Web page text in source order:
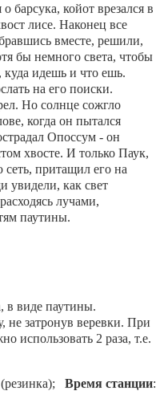
барсука, койот врезался в
лисе. Наконец все
вместе, решили,
бы немного света, чтобы
идешь и что ешь.
на его поиски.
Но солнце сожгло
когда он пытался
Опоссум - он
хвосте. И только Паук,
притащил его на
увидели, как свет
лучами,
паутины.
в виде паутины.
не затронув веревки. При
использовать 2 раза, т.е.
Время станции: